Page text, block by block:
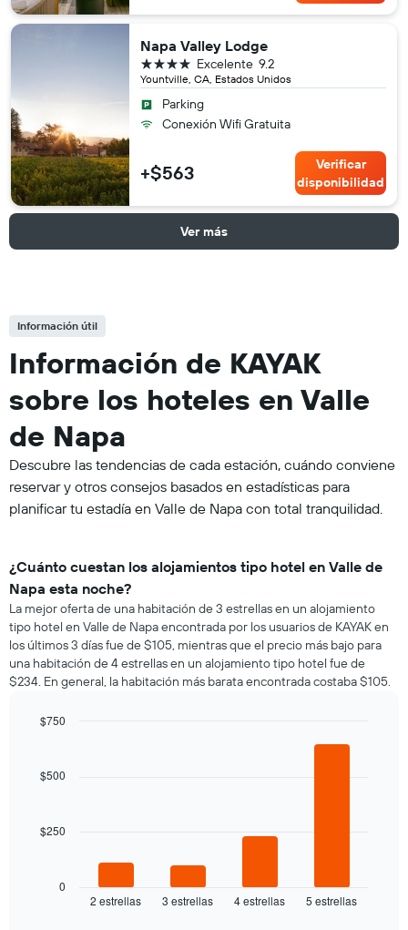
Napa Valley Lodge
Yountville, CA, Estados Unidos
9.2
Excelente
4 estrellas
Parking
Conexión Wifi Gratuita
+$563
Verificar
disponibilidad
Ver más
Información útil
Información de KAYAK
sobre los hoteles en Valle
de Napa
Descubre las tendencias de cada estación, cuándo conviene
reservar y otros consejos basados en estadísticas para
planificar tu estadía en Valle de Napa con total tranquilidad.
¿Cuánto cuestan los alojamientos tipo hotel en Valle de
Napa esta noche?
La mejor oferta de una habitación de 3 estrellas en un alojamiento
tipo hotel en Valle de Napa encontrada por los usuarios de KAYAK en
los últimos 3 días fue de $105, mientras que el precio más bajo para
una habitación de 4 estrellas en un alojamiento tipo hotel fue de
$234. En general, la habitación más barata encontrada costaba $105.
with
El
muestra
2 estrellas 3 estrellas 4 estrellas 5 estrellas
0
$250
$500
$750